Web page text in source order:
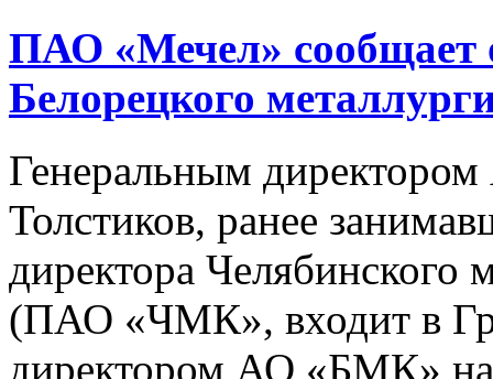
ПАО «Мечел» сообщает
Белорецкого
Генеральным
Толстиков, ранее
директора Челябинского
(ПАО «ЧМК», входит в
директором АО «БМК»